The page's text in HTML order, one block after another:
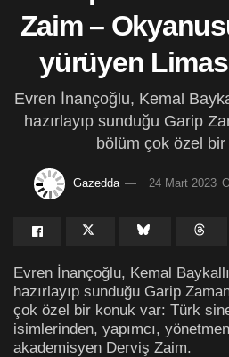
Zaim –
yürüyen
Evren İnançoğlu, Kemal
hazırlayıp sunduğu Garip
bölüm çok özel
Gazedda 24 Mart 2023
Evren İnançoğlu, Kemal
hazırlayıp sunduğu Garip
çok özel bir konuk var: Türk
isimlerinden, yapımcı,
akademisyen Derviş Zaim.